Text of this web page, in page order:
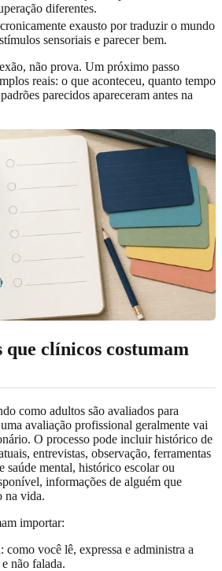
diferentes.
exausto por traduzir o mundo
sensoriais e parecer bem.
não prova. Um próximo passo
reais: o que aconteceu, quanto tempo
parecidos apareceram antes na
que clínicos costumam
como adultos são avaliados para
avaliação profissional geralmente vai
O processo pode incluir histórico de
entrevistas, observação, ferramentas
saúde mental, histórico escolar ou
informações de alguém que
na vida.
importar:
como você lê, expressa e administra a
não falada.